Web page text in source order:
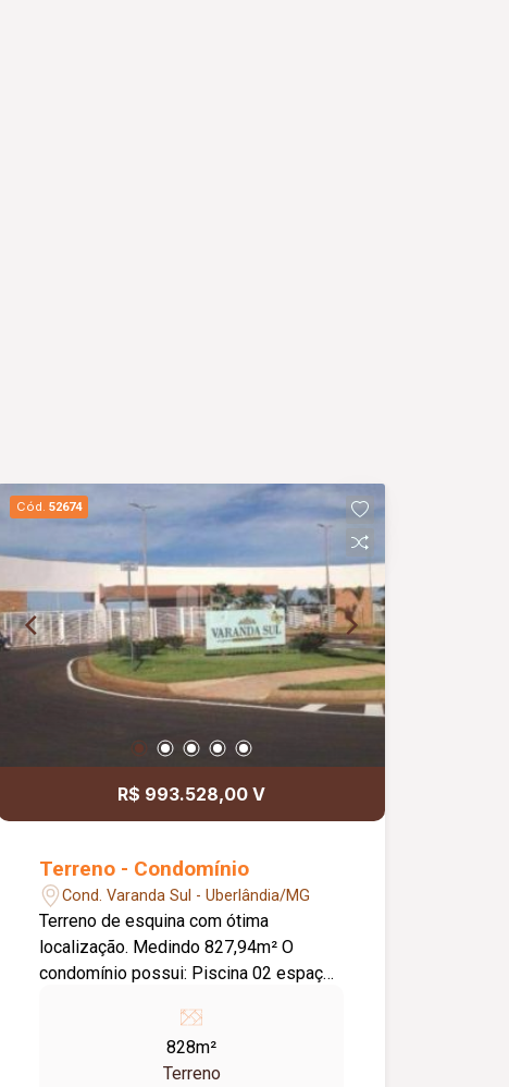
Cód. 52674
R$ 993.528,00 V
Terreno - Condomínio
Cond. Varanda Sul - Uberlândia/MG
Terreno de esquina com ótima
localização. Medindo 827,94m² O
condomínio possui: Piscina 02 espaços
quadras de peteca Quadra poliesportiva
Sauna Sala de massagem Academia
Playground Sala de TV e brinquedoteca.
828m²
Terreno